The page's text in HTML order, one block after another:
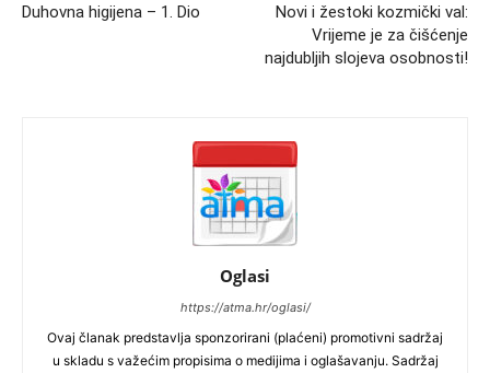
Duhovna higijena – 1. Dio
Novi i žestoki kozmički val:
Vrijeme je za čišćenje
najdubljih slojeva osobnosti!
Oglasi
https://atma.hr/oglasi/
Ovaj članak predstavlja sponzorirani (plaćeni) promotivni sadržaj
u skladu s važećim propisima o medijima i oglašavanju. Sadržaj